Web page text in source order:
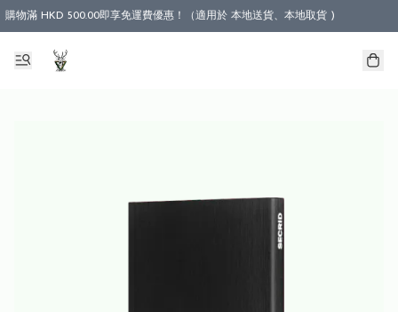
購物滿 HKD 500.00即享免運費優惠！（適用於 本地送貨、本地取貨 )